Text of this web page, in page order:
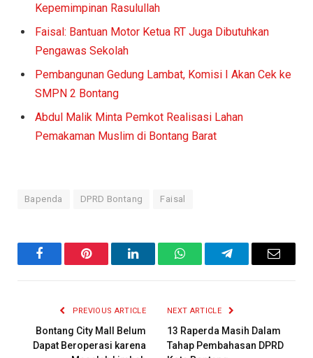
Kepemimpinan Rasulullah
Faisal: Bantuan Motor Ketua RT Juga Dibutuhkan
Pengawas Sekolah
Pembangunan Gedung Lambat, Komisi I Akan Cek ke
SMPN 2 Bontang
Abdul Malik Minta Pemkot Realisasi Lahan
Pemakaman Muslim di Bontang Barat
Bapenda DPRD Bontang Faisal
FacebookPinterest LinkedInWhatsAppTelegramEmail
PREVIOUS ARTICLE
Bontang City Mall Belum
Dapat Beroperasi karena
NEXT ARTICLE
13 Raperda Masih Dalam
Tahap Pembahasan DPRD